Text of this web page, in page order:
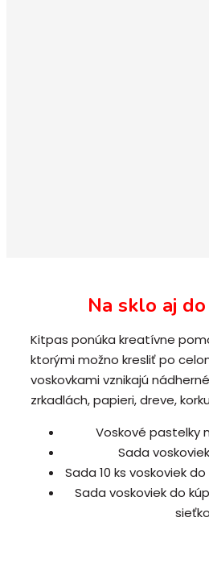
Na sklo aj
Kitpas ponúka kreatívne
ktorými možno kresliť po
voskovkami vznikajú
zrkadlách, papieri, dreve,
Voskové pastelky
Sada
Sada 10 ks voskoviek
Sada voskoviek do